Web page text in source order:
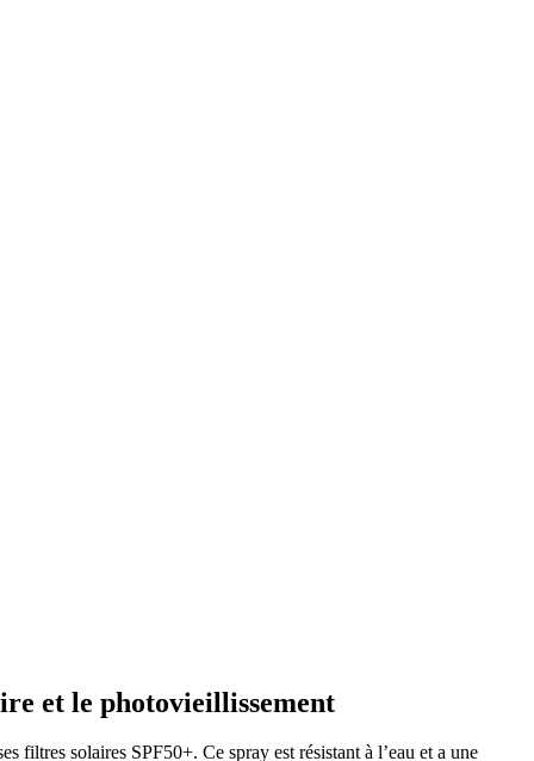
et le photovieillissement
filtres solaires SPF50+. Ce spray est résistant à l’eau et a une